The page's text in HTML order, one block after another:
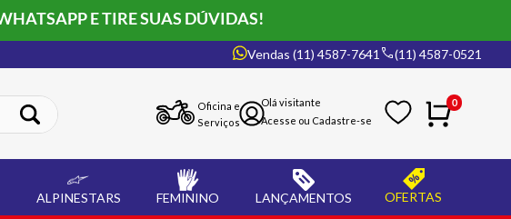
E TIRE SUAS DÚVIDAS!
Vendas (11) 4587-7641 (11) 4587-0521
Oficina e
Serviços
0
ALPINESTARS FEMININO LANÇAMENTOS OFERTAS